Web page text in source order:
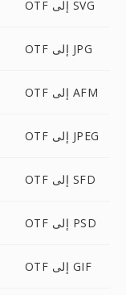
OTF إلى SVG
OTF إلى JPG
OTF إلى AFM
OTF إلى JPEG
OTF إلى SFD
OTF إلى PSD
OTF إلى GIF